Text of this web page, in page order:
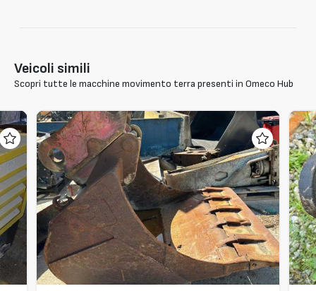
Veicoli simili
Scopri tutte le macchine movimento terra presenti in Omeco Hub